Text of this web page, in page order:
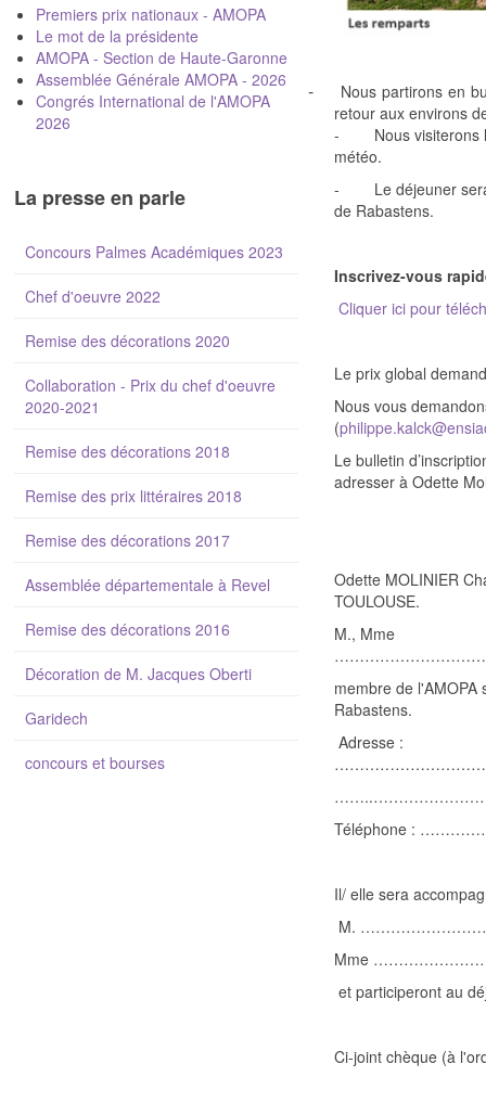
-
Nous partirons en
retour aux environs
- Nous visiterons le
météo.
- Le déjeuner sera
de Rabastens.
Inscrivez-vous
Cliquer ici pour
Le prix global
Nous vous
(
Le bulletin
adresser à Odette
Odette MOLINIER
TOULOUSE.
M., Mme
membre de
Rabastens.
Adresse :
Téléphone :
Il/ elle sera
M.
Mme
et participeront au
Ci-joint chèque (à
Premiers prix nationaux - AMOPA
Le mot de la présidente
AMOPA - Section de Haute-Garonne
Assemblée Générale AMOPA - 2026
Congrés International de l'AMOPA
2026
La presse en parle
Concours Palmes Académiques 2023
Chef d'oeuvre 2022
Remise des décorations 2020
Collaboration - Prix du chef d'oeuvre
2020-2021
Remise des décorations 2018
Remise des prix littéraires 2018
Remise des décorations 2017
Assemblée départementale à Revel
Remise des décorations 2016
Décoration de M. Jacques Oberti
Garidech
concours et bourses